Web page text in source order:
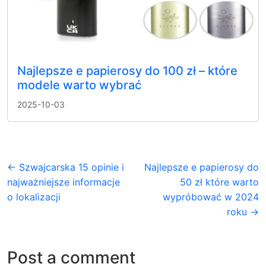
Najlepsze e papierosy do 100 zł – które
modele warto wybrać
2025-10-03
← Szwajcarska 15 opinie i
najważniejsze informacje
o lokalizacji
Najlepsze e papierosy do
50 zł które warto
wypróbować w 2024
roku →
Post a comment